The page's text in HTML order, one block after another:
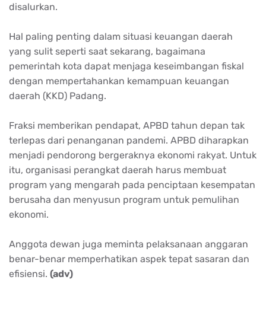
disalurkan.
Hal paling penting dalam situasi keuangan daerah
yang sulit seperti saat sekarang, bagaimana
pemerintah kota dapat menjaga keseimbangan fiskal
dengan mempertahankan kemampuan keuangan
daerah (KKD) Padang.
Fraksi memberikan pendapat, APBD tahun depan tak
terlepas dari penanganan pandemi. APBD diharapkan
menjadi pendorong bergeraknya ekonomi rakyat. Untuk
itu, organisasi perangkat daerah harus membuat
program yang mengarah pada penciptaan kesempatan
berusaha dan menyusun program untuk pemulihan
ekonomi.
Anggota dewan juga meminta pelaksanaan anggaran
benar-benar memperhatikan aspek tepat sasaran dan
efisiensi. (adv)